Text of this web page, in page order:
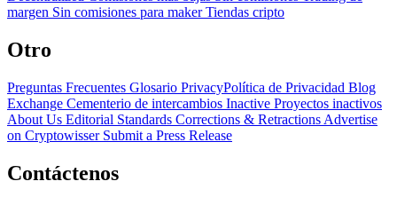
margen Sin comisiones para makerTiendas cripto
Otro
Preguntas Frecuentes Glosario PrivacyPolítica de Privacidad Blog
Exchange Cementerio de intercambios Inactive Proyectos inactivos
About Us Editorial Standards Corrections & Retractions Advertise
on Cryptowisser Submit a Press Release
Contáctenos